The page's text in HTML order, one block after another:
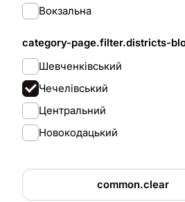
Вокзальна
category-page.filter.districts-
Шевченківський
Чечелівський
Центральний
Новокодацький
common.clear